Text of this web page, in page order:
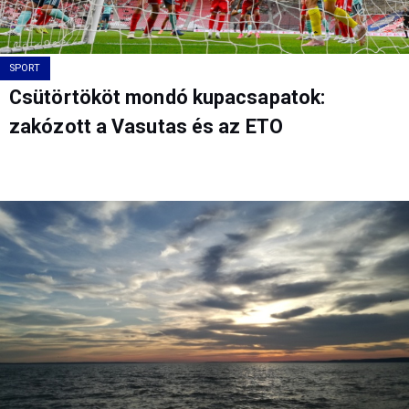
SPORT
Csütörtököt mondó kupacsapatok:
zakózott a Vasutas és az ETO